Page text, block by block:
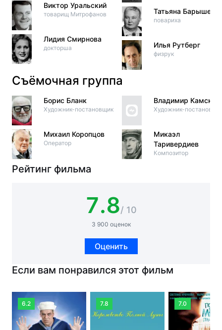
Виктор Уральский
товарищ Митрофанов
Лидия Смирнова
докторша
Татьяна Барышева
повариха
Илья Рутберг
физрук
Съёмочная группа
Борис Бланк
Художник-постановщик
Михаил Коропцов
Оператор
Владимир Камский
Художник-
Микаэл
Таривердиев
Композитор
Рейтинг фильма
7.8/ 10
3 900 оценок
Оценить
Если вам понравился этот фильм
6.2 7.8 7.0